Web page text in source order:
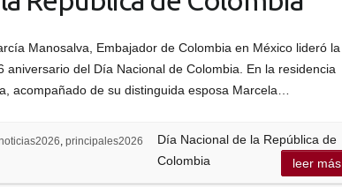
Manosalva, Embajador de Colombia en México lideró la
aniversario del Día Nacional de Colombia. En la residencia
acompañado de su distinguida esposa Marcela…
, principales2026
Día Nacional de la República de
Colombia
leer más